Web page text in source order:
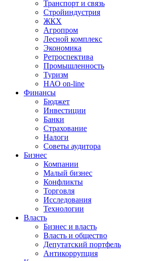
Транспорт и связь
Стройиндустрия
ЖКХ
Агропром
Лесной комплекс
Экономика
Ретроспектива
Промышленность
Туризм
НАО on-line
Финансы
Бюджет
Инвестиции
Банки
Страхование
Налоги
Советы аудитора
Бизнес
Компании
Малый бизнес
Конфликты
Торговля
Исследования
Технологии
Власть
Бизнес и власть
Власть и общество
Депутатский портфель
Антикоррупция